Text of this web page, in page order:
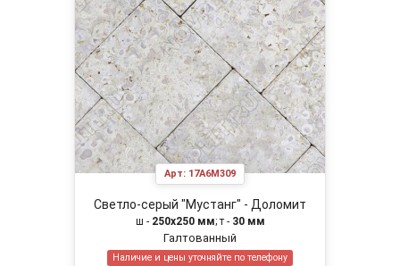
Арт: 17A6M309
Светло-серый "Мустанг" - Доломит
ш - 250х250 мм; т - 30 мм
Галтованный
Наличие и цены уточняйте по телефону